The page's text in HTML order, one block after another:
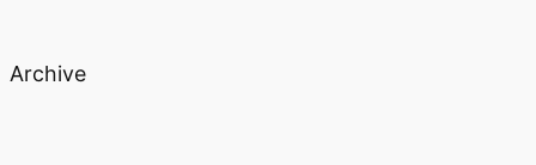
Archive